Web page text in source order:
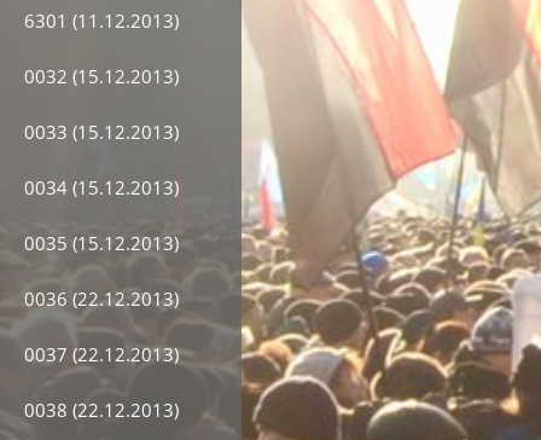
6301 (11.12.2013)
0032 (15.12.2013)
0033 (15.12.2013)
0034 (15.12.2013)
0035 (15.12.2013)
0036 (22.12.2013)
0037 (22.12.2013)
0038 (22.12.2013)